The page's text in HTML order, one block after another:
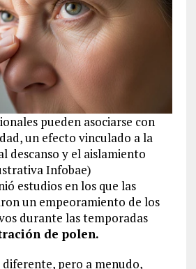
pueden asociarse con
un efecto vinculado a la
descanso y el aislamiento
Infobae)
estudios en los que las
un empeoramiento de los
durante las temporadas
de polen.
diferente, pero a menudo,